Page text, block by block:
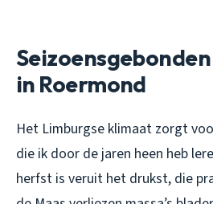
in Roermond
Het Limburgse klimaat zorgt
die ik door de jaren heen heb
herfst is veruit het drukst, die